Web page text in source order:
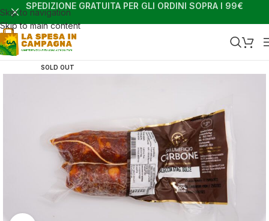
Skip to navigation
Skip to main content
SPEDIZIONE GRATUITA PER GLI ORDINI SOPRA I 99€
SOLD OUT